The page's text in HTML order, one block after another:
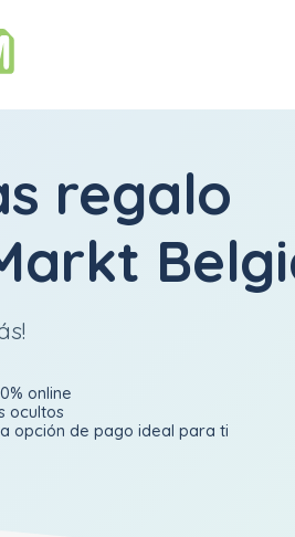
regalo
online
ocultos
opción de pago ideal para ti